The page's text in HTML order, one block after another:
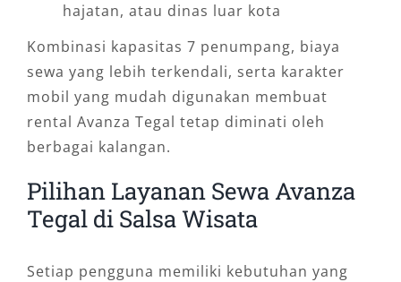
hajatan, atau dinas luar kota
Kombinasi kapasitas 7 penumpang, biaya
sewa yang lebih terkendali, serta karakter
mobil yang mudah digunakan membuat
rental Avanza Tegal tetap diminati oleh
berbagai kalangan.
Pilihan Layanan Sewa Avanza
Tegal di Salsa Wisata
Setiap pengguna memiliki kebutuhan yang